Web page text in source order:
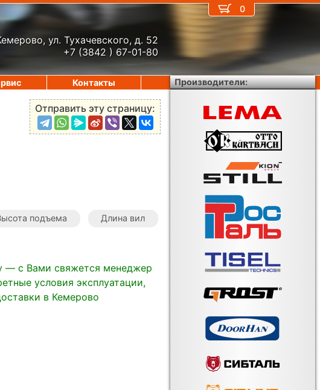
ул. Тухачевского, д. 52
+7 (3842 ) 67-01-80
Отправить эту страницу:
подъема Длина вил
— с Вами свяжется менеджер
условия эксплуатации,
в Кемерово
0
Контакты Производители: